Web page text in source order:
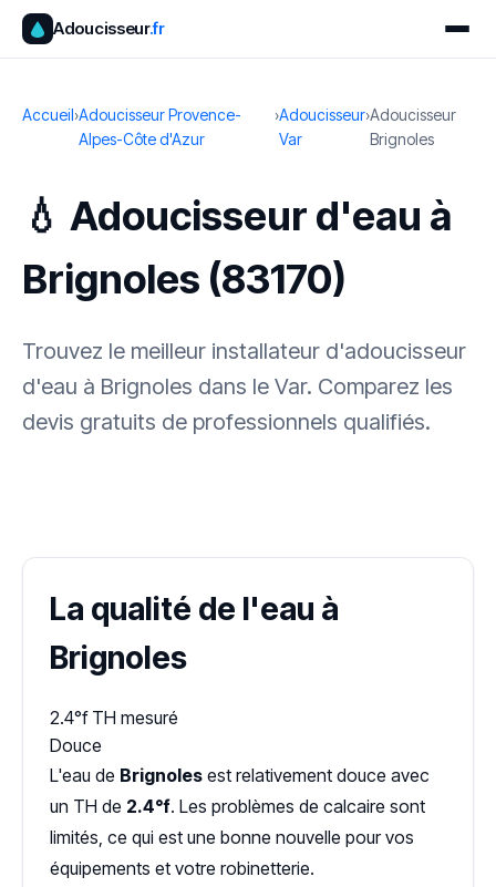
Adoucisseur.fr
Accueil›Adoucisseur Provence-
Alpes-Côte d'Azur
›Adoucisseur
Var
›Adoucisseur
Brignoles
💧 Adoucisseur d'eau à
Brignoles (83170)
Trouvez le meilleur installateur d'adoucisseur
d'eau à Brignoles dans le Var. Comparez les
devis gratuits de professionnels qualifiés.
La qualité de l'eau à
Brignoles
2.4°f TH mesuré
Douce
L'eau de Brignoles est relativement douce avec
un TH de 2.4°f. Les problèmes de calcaire sont
limités, ce qui est une bonne nouvelle pour vos
équipements et votre robinetterie.